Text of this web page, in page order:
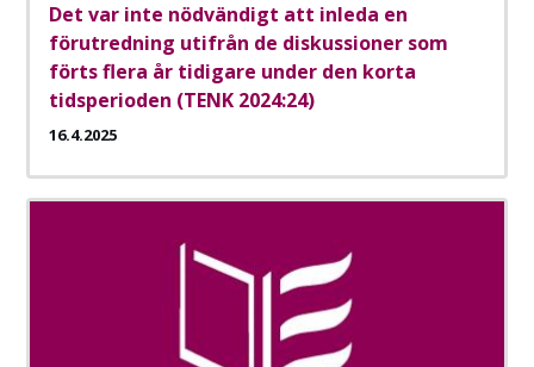
Det var inte nödvändigt att inleda en
förutredning utifrån de diskussioner som
förts flera år tidigare under den korta
tidsperioden (TENK 2024:24)
16.4.2025